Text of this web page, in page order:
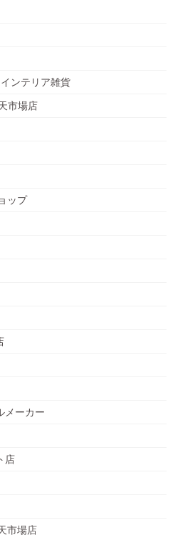
ンテリア雑貨
市場店
ップ
メーカー
店
市場店